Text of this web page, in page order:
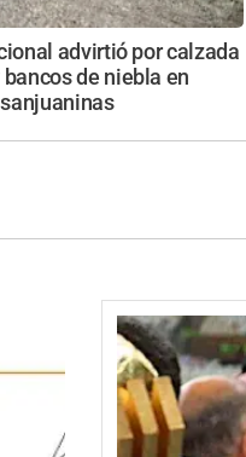
advirtió por calzada
de niebla en